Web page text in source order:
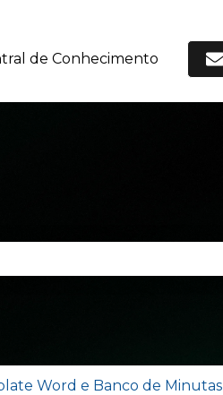
de Conhecimento
Word e Banco de Minutas